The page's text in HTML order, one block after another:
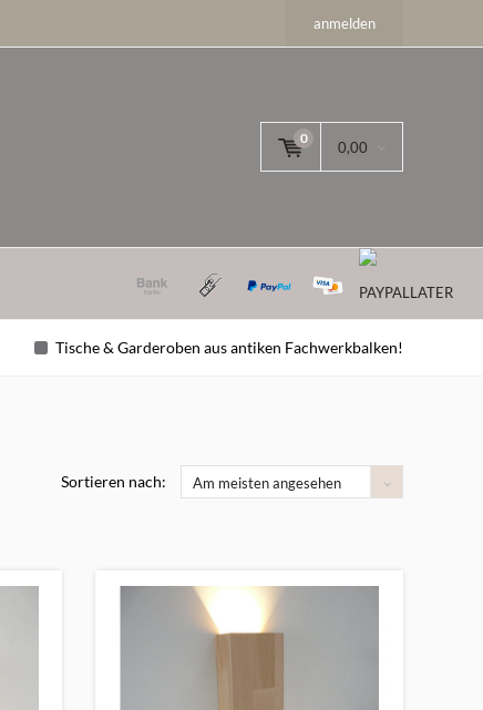
anmelden
0
0,00
Tische & Garderoben aus antiken Fachwerkbalken!
Sortieren nach: Am meisten angesehen